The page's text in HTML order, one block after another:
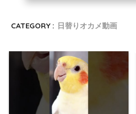
CATEGORY : 日替りオカメ動画